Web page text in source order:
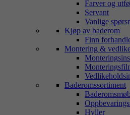
Farver og
Servant
Vanlige
Kjøp av baderom
Finn
Montering &
Baderomssortiment
Hyller